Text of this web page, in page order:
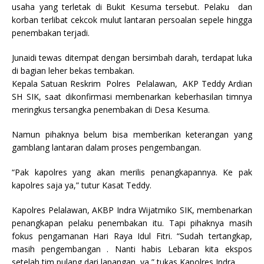
usaha yang terletak di Bukit Kesuma tersebut. Pelaku dan
korban terlibat cekcok mulut lantaran persoalan sepele hingga
penembakan terjadi.
Junaidi tewas ditempat dengan bersimbah darah, terdapat luka
di bagian leher bekas tembakan.
Kepala Satuan Reskrim Polres Pelalawan, AKP Teddy Ardian
SH SIK, saat dikonfirmasi membenarkan keberhasilan timnya
meringkus tersangka penembakan di Desa Kesuma.
Namun pihaknya belum bisa memberikan keterangan yang
gamblang lantaran dalam proses pengembangan.
“Pak kapolres yang akan merilis penangkapannya. Ke pak
kapolres saja ya,” tutur Kasat Teddy.
Kapolres Pelalawan, AKBP Indra Wijatmiko SIK, membenarkan
penangkapan pelaku penembakan itu. Tapi pihaknya masih
fokus pengamanan Hari Raya Idul Fitri. “Sudah tertangkap,
masih pengembangan . Nanti habis Lebaran kita ekspos